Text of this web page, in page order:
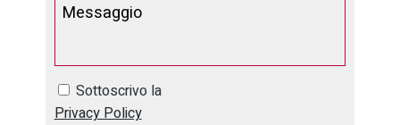
Sottoscrivo la
Privacy Policy